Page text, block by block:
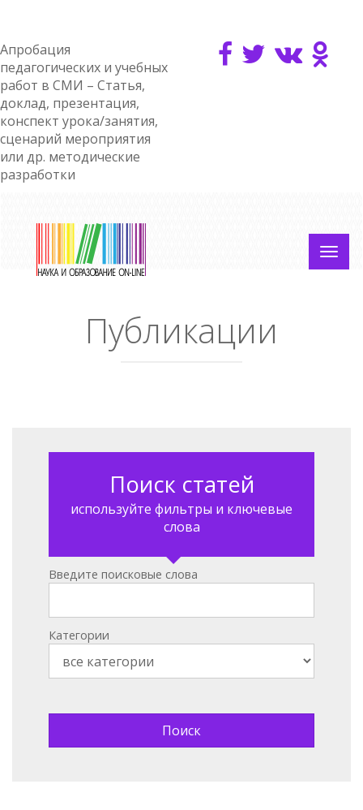
Апробация
педагогических и учебных
работ в СМИ – Статья,
доклад, презентация,
конспект урока/занятия,
сценарий мероприятия
или др. методические
разработки
Публикации
Поиск статей
используйте фильтры и ключевые
слова
Введите поисковые слова
Категории